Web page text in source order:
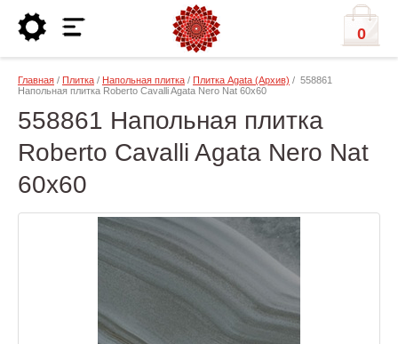
0
Главная / Плитка / Напольная плитка / Плитка Agata (Архив) / 558861
Напольная плитка Roberto Cavalli Agata Nero Nat 60x60
558861 Напольная плитка
Roberto Cavalli Agata Nero Nat
60x60